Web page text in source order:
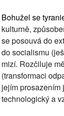
Bohužel se
kulturně,
se posouvá do
do socialismu
mizí. Rozčiluje
(transformaci
jejím prosazením
technologický a